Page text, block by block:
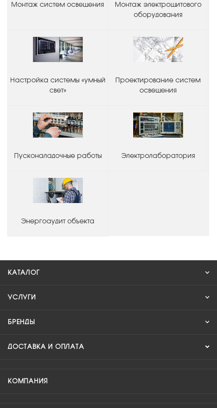
Монтаж систем освещения
Монтаж электрощитового
оборудования
Настройка системы «умный
свет»
Проектирование систем
освещения
Пусконаладочные работы Электролаборатория
Энергоаудит объекта
КАТАЛОГ
УСЛУГИ
БРЕНДЫ
ДОСТАВКА И ОПЛАТА
КОМПАНИЯ